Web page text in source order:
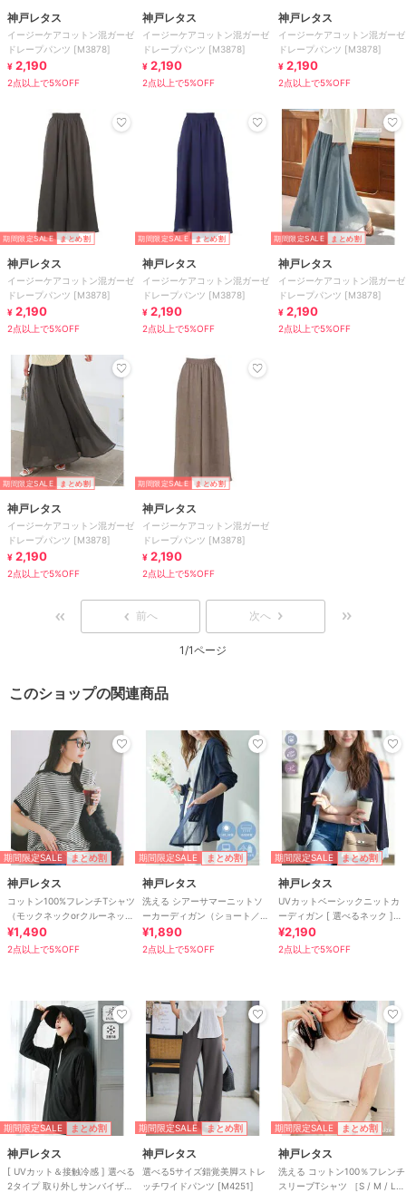
神戸レタス
イージーケアコットン混ガーゼ
ドレープパンツ [M3878]
¥ 2,190
2点以上で5%OFF
神戸レタス
イージーケアコットン混ガーゼ
ドレープパンツ [M3878]
¥ 2,190
2点以上で5%OFF
神戸レタス
イージーケアコットン混ガーゼ
ドレープパンツ [M3878]
¥ 2,190
2点以上で5%OFF
期間限定SALE まとめ割
神戸レタス
イージーケアコットン混ガーゼ
ドレープパンツ [M3878]
¥ 2,190
2点以上で5%OFF
期間限定SALE まとめ割
神戸レタス
イージーケアコットン混ガーゼ
ドレープパンツ [M3878]
¥ 2,190
2点以上で5%OFF
期間限定SALE まとめ割
神戸レタス
イージーケアコットン混ガーゼ
ドレープパンツ [M3878]
¥ 2,190
2点以上で5%OFF
期間限定SALE まとめ割
神戸レタス
イージーケアコットン混ガーゼ
ドレープパンツ [M3878]
¥ 2,190
2点以上で5%OFF
期間限定SALE まとめ割
神戸レタス
イージーケアコットン混ガーゼ
ドレープパンツ [M3878]
¥ 2,190
2点以上で5%OFF
前へ 次へ
1/1ページ
このショップの関連商品
期間限定SALE まとめ割
神戸レタス
コットン100%フレンチTシャツ
（モックネックorクルーネッ
ク） [C4819]
¥1,490
2点以上で5%OFF
期間限定SALE まとめ割
神戸レタス
洗える シアーサマーニットソ
ーカーディガン（ショート／ミ
ディアム／ロング） [C3703]
¥1,890
2点以上で5%OFF
期間限定SALE まとめ割
神戸レタス
UVカットベーシックニットカ
ーディガン [ 選べるネック ]
[C6886]
¥2,190
2点以上で5%OFF
期間限定SALE まとめ割
神戸レタス
[ UVカット＆接触冷感 ] 選べる
2タイプ 取り外しサンバイザー
期間限定SALE まとめ割
神戸レタス
選べる5サイズ錯覚美脚ストレ
ッチワイドパンツ [M4251]
期間限定SALE まとめ割
神戸レタス
洗える コットン100％フレンチ
スリーブTシャツ ［S / M / L］